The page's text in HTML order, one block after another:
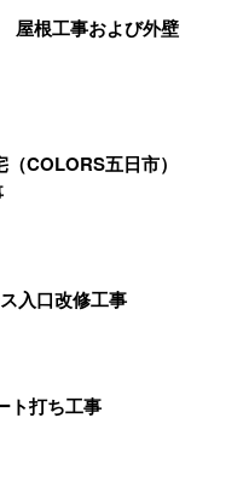
根工事および外壁
COLORS五日市）
入口改修工事
ト打ち工事